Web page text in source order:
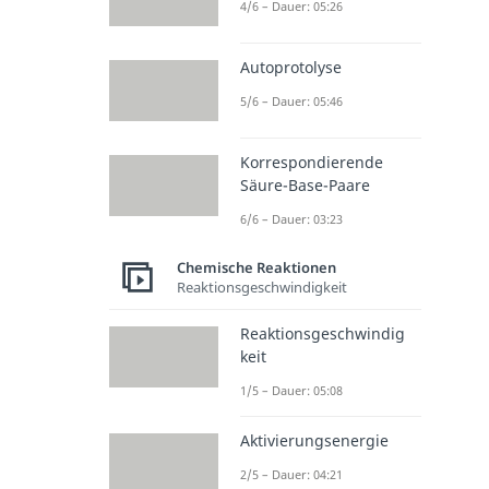
4/6 – Dauer: 05:26
Autoprotolyse
5/6 – Dauer: 05:46
Korrespondierende
Säure-Base-Paare
6/6 – Dauer: 03:23
Chemische Reaktionen
Reaktionsgeschwindigkeit
Reaktionsgeschwindig
keit
1/5 – Dauer: 05:08
Aktivierungsenergie
2/5 – Dauer: 04:21